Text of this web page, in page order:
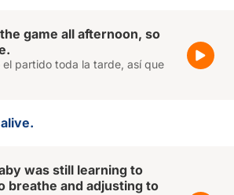
game all afternoon, so
partido toda la tarde, así que
was still learning to
breathe and adjusting to